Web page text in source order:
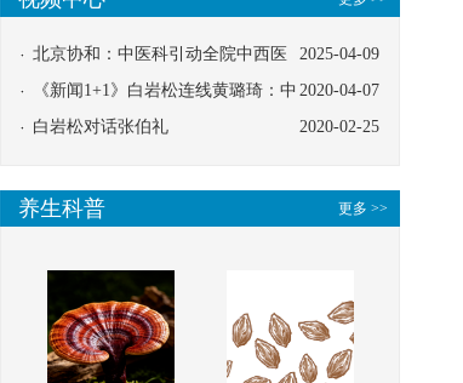
2025-04-09
北京协和：中医科引动全院中西医
协同
2020-04-07
《新闻1+1》白岩松连线黄璐琦：中
医救治的临床效果
2020-02-25
白岩松对话张伯礼
更多 >>
养生科普